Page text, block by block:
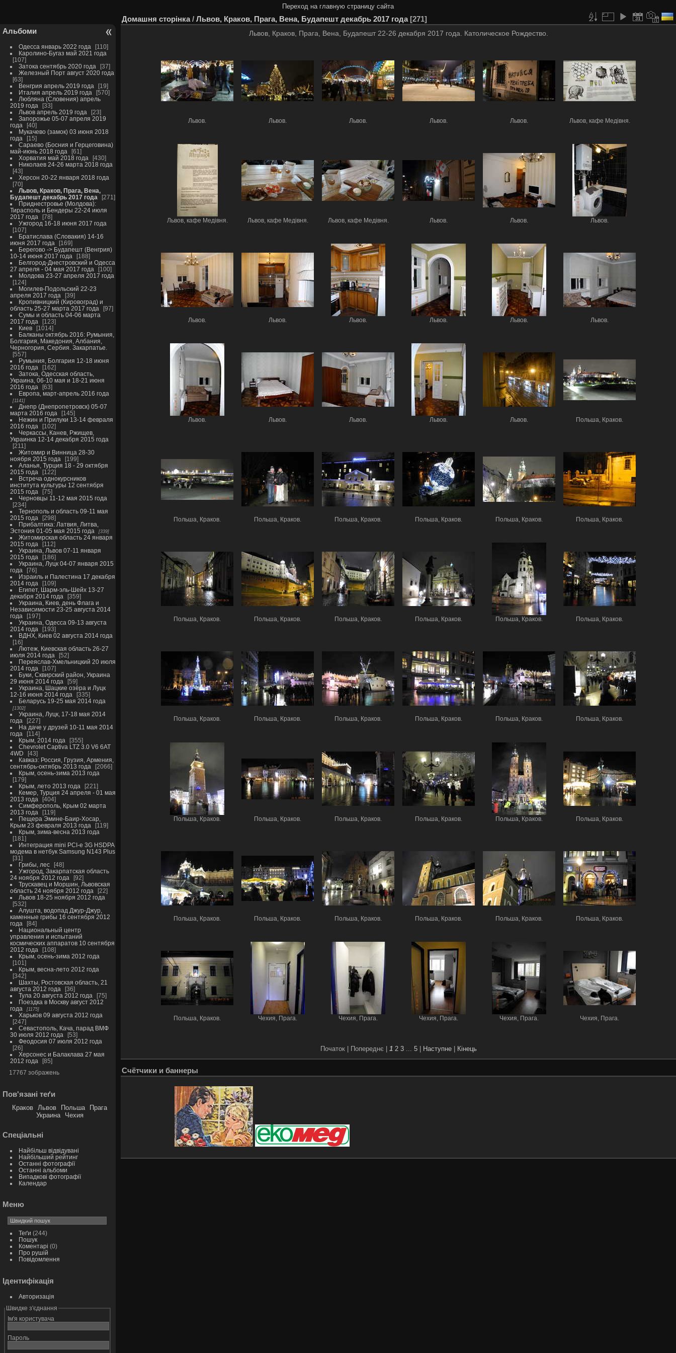
Переход на главную страницу сайта
Альбоми
Одесса январь 2022 года
110
Каролино-Бугаз май 2021 года
107
Затока сентябрь 2020 года
37
Железный Порт август 2020 года
63
Венгрия апрель 2019 года
19
Италия апрель 2019 года
570
Любляна (Словения) апрель
2019 года
33
Львов апрель 2019 года
23
Запорожье 05-07 апреля 2019
года
40
Мукачево (замок) 03 июня 2018
года
15
Сараево (Босния и Герцеговина)
май-июнь 2018 года
61
Хорватия май 2018 года
430
Николаев 24-26 марта 2018 года
43
Херсон 20-22 января 2018 года
70
Львов, Краков, Прага, Вена,
Будапешт декабрь 2017 года
271
Приднестровье (Молдова):
Тирасполь и Бендеры 22-24 июля
2017 года
78
Ужгород 16-18 июня 2017 года
107
Братислава (Словакия) 14-16
июня 2017 года
169
Берегово -> Будапешт (Венгрия)
10-14 июня 2017 года
188
Белгород-Днестровский и Одесса
27 апреля - 04 мая 2017 года
100
Молдова 23-27 апреля 2017 года
124
Могилев-Подольский 22-23
апреля 2017 года
39
Кропивницкий (Кировоград) и
область 25-27 марта 2017 года
97
Сумы и область 04-06 марта
2017 года
123
Киев
1014
Балканы октябрь 2016: Румыния,
Болгария, Македония, Албания,
Черногория, Сербия. Закарпатье.
557
Румыния, Болгария 12-18 июня
2016 года
162
Затока, Одесская область,
Украина, 06-10 мая и 18-21 июня
2016 года
63
Европа, март-апрель 2016 года
1141
Днепр (Днепропетровск) 05-07
марта 2016 года
145
Нежин и Прилуки 13-14 февраля
2016 года
102
Черкассы, Канев, Ржищев,
Украинка 12-14 декабря 2015 года
211
Житомир и Винница 28-30
ноября 2015 года
199
Аланья, Турция 18 - 29 октября
2015 года
122
Встреча однокурсников
института культуры 12 сентября
2015 года
75
Черновцы 11-12 мая 2015 года
234
Тернополь и область 09-11 мая
2015 года
298
Прибалтика: Латвия, Литва,
Эстония 01-05 мая 2015 года
339
Житомирская область 24 января
2015 года
112
Украина, Львов 07-11 января
2015 года
186
Украина, Луцк 04-07 января 2015
года
76
Израиль и Палестина 17 декабря
2014 года
109
Египет, Шарм-эль-Шейх 13-27
декабря 2014 года
359
Украина, Киев, день Флага и
Независимости 23-25 августа 2014
года
197
Украина, Одесса 09-13 августа
2014 года
193
ВДНХ, Киев 02 августа 2014 года
16
Лютеж, Киевская область 26-27
июля 2014 года
52
Переяслав-Хмельницкий 20 июля
2014 года
107
Буки, Сквирский район, Украина
29 июня 2014 года
59
Украина, Шацкие озёра и Луцк
12-16 июня 2014 года
335
Беларусь 19-25 мая 2014 года
1302
Украина, Луцк, 17-18 мая 2014
года
227
На даче у друзей 10-11 мая 2014
года
114
Крым, 2014 года
355
Chevrolet Captiva LTZ 3.0 V6 6AT
4WD
43
Кавказ: Россия, Грузия, Армения,
сентябрь-октябрь 2013 года
2066
Крым, осень-зима 2013 года
179
Крым, лето 2013 года
221
Кемер, Турция 24 апреля - 01 мая
2013 года
404
Симферополь, Крым 02 марта
2013 года
119
Пещера Эмине-Баир-Хосар,
Крым 23 февраля 2013 года
119
Крым, зима-весна 2013 года
181
Интеграция mini PCI-e 3G HSDPA
модема в нетбук Samsung N143 Plus
31
Грибы, лес
48
Ужгород, Закарпатская область
24 ноября 2012 года
92
Трускавец и Моршин, Львовская
область 24 ноября 2012 года
22
Львов 18-25 ноября 2012 года
532
Алушта, водопад Джур-Джур,
каменные грибы 16 сентября 2012
года
84
Национальный центр
управления и испытаний
космических аппаратов 10 сентября
2012 года
108
Крым, осень-зима 2012 года
101
Крым, весна-лето 2012 года
342
Шахты, Ростовская область, 21
августа 2012 года
36
Тула 20 августа 2012 года
75
Поездка в Москву август 2012
года
1175
Харьков 09 августа 2012 года
247
Севастополь, Кача, парад ВМФ
30 июля 2012 года
53
Феодосия 07 июля 2012 года
26
Херсонес и Балаклава 27 мая
2012 года
85
17767 зображень
Пов'язані теґи
Краков Львов Польша
Прага
Украина
Чехия
Спеціальні
Найбільш відвідувані
Найбільший рейтинг
Останні фотографії
Останні альбоми
Випадкові фотографії
Календар
Меню
Теґи (244)
Пошук
Коментарі (0)
Про рушій
Повідомлення
Ідентифікація
Авторизація
Швидке з'єднання
Ім'я користувача
Пароль
Домашня сторінка/ Львов, Краков, Прага, Вена, Будапешт декабрь 2017 года 271
Львов, Краков, Прага, Вена, Будапешт 22-26 декабря 2017 года. Католическое Рождество.
Львов. Львов. Львов. Львов. Львов. Львов, кафе Медівня.
Львов, кафе Медівня. Львов, кафе Медівня. Львов, кафе Медівня. Львов. Львов. Львов.
Львов. Львов. Львов. Львов. Львов. Львов.
Львов. Львов. Львов. Львов. Львов. Польша, Краков.
Польша, Краков. Польша, Краков. Польша, Краков. Польша, Краков. Польша, Краков. Польша, Краков.
Польша, Краков. Польша, Краков. Польша, Краков. Польша, Краков. Польша, Краков. Польша, Краков.
Польша, Краков. Польша, Краков. Польша, Краков. Польша, Краков. Польша, Краков. Польша, Краков.
Польша, Краков. Польша, Краков. Польша, Краков. Польша, Краков. Польша, Краков. Польша, Краков.
Польша, Краков. Польша, Краков. Польша, Краков. Польша, Краков. Польша, Краков. Польша, Краков.
Польша, Краков. Чехия, Прага. Чехия, Прага. Чехия, Прага. Чехия, Прага. Чехия, Прага.
Початок | Попереднє | 1 2 3... 5 Наступне Кінець
Счётчики и баннеры